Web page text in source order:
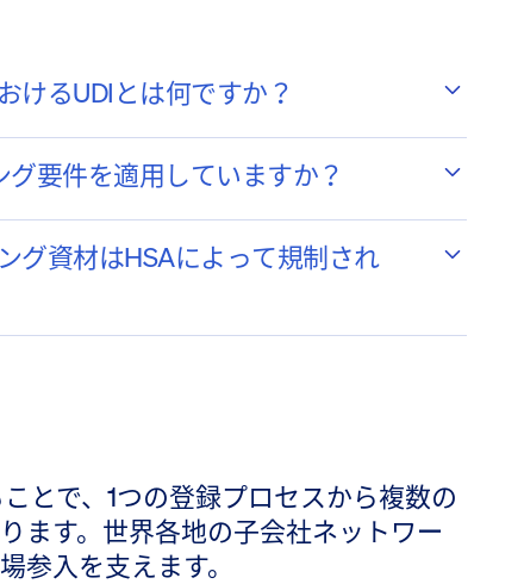
けるUDIとは何ですか？
要件を適用していますか？
グ資材はHSAによって規制され
とで、1つの登録プロセスから複数の
ます。世界各地の子会社ネットワー
参入を支えます。